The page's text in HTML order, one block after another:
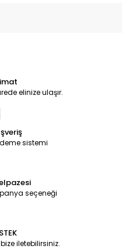
elinize ulaşır.
sistemi
seçeneği
iletebilirsiniz.